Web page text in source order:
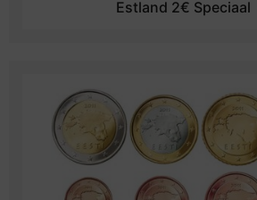
Estland 2€ Speciaal